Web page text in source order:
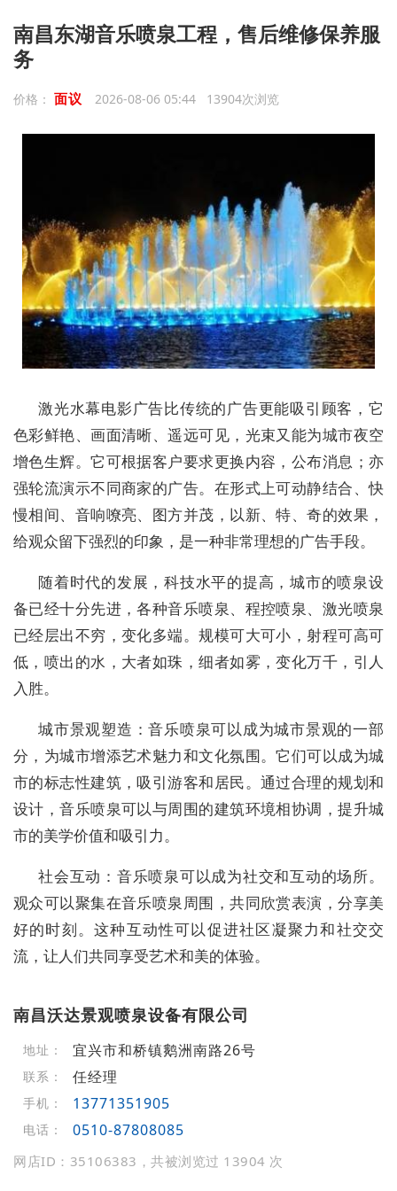
南昌东湖音乐喷泉工程，售后维修保养服
务
价格： 面议 2026-08-06 05:44 13904次浏览
激光水幕电影广告比传统的广告更能吸引顾客，它
色彩鲜艳、画面清晰、遥远可见，光束又能为城市夜空
增色生辉。它可根据客户要求更换内容，公布消息；亦
强轮流演示不同商家的广告。在形式上可动静结合、快
慢相间、音响嘹亮、图方并茂，以新、特、奇的效果，
给观众留下强烈的印象，是一种非常理想的广告手段。
随着时代的发展，科技水平的提高，城市的喷泉设
备已经十分先进，各种音乐喷泉、程控喷泉、激光喷泉
已经层出不穷，变化多端。规模可大可小，射程可高可
低，喷出的水，大者如珠，细者如雾，变化万千，引人
入胜。
城市景观塑造：音乐喷泉可以成为城市景观的一部
分，为城市增添艺术魅力和文化氛围。它们可以成为城
市的标志性建筑，吸引游客和居民。通过合理的规划和
设计，音乐喷泉可以与周围的建筑环境相协调，提升城
市的美学价值和吸引力。
社会互动：音乐喷泉可以成为社交和互动的场所。
观众可以聚集在音乐喷泉周围，共同欣赏表演，分享美
好的时刻。这种互动性可以促进社区凝聚力和社交交
流，让人们共同享受艺术和美的体验。
南昌沃达景观喷泉设备有限公司
地址： 宜兴市和桥镇鹅洲南路26号
联系： 任经理
手机： 13771351905
电话： 0510-87808085
网店ID：35106383，共被浏览过 13904 次